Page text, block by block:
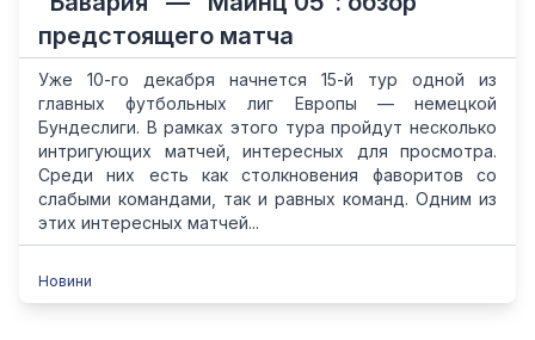
предстоящего матча
Уже 10-го декабря начнется 15-й тур одной из
главных футбольных лиг Европы — немецкой
Бундеслиги. В рамках этого тура пройдут несколько
интригующих матчей, интересных для просмотра.
Среди них есть как столкновения фаворитов со
слабыми командами, так и равных команд. Одним из
этих интересных матчей...
Новини